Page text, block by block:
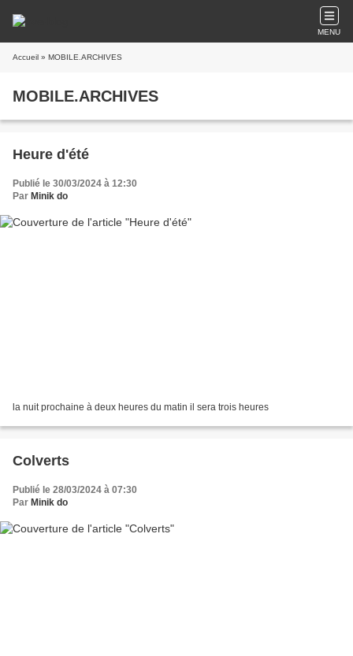
MENU
Accueil » MOBILE.ARCHIVES
MOBILE.ARCHIVES
Heure d'été
Publié le 30/03/2024 à 12:30
Par Minik do
la nuit prochaine à deux heures du matin il sera trois heures
Colverts
Publié le 28/03/2024 à 07:30
Par Minik do